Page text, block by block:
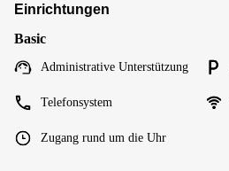
Einrichtungen
Basic
Administrative Unterstützung
Telefonsystem
Zugang rund um die Uhr